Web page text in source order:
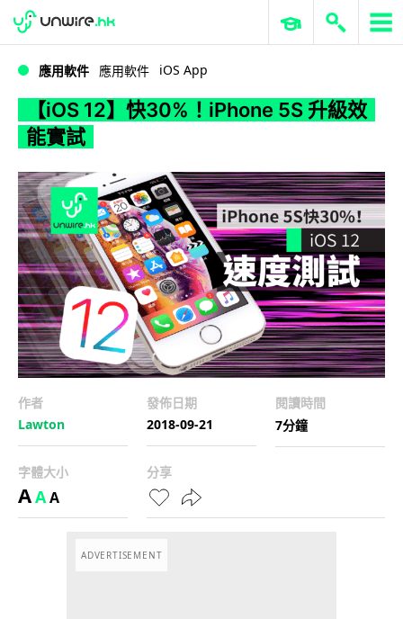
【iOS 12】快30%！iPhone 5S 升級效能實試
WWDC 2026 ERP 與商業 AI
應用軟件 應用軟件 iOS App
【iOS 12】快30%！iPhone 5S 升級效
能實試
作者
Lawton
發佈日期
2018-09-21
閱讀時間
7分鐘
字體大小
AAA
分享
ADVERTISEMENT